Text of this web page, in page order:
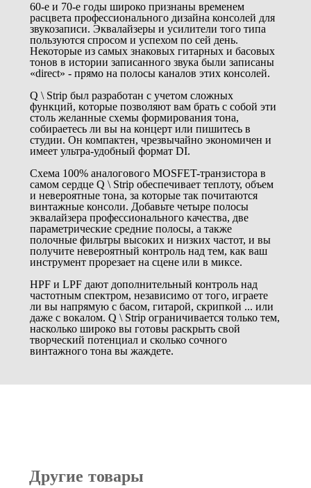
60-е и 70-е годы широко признаны временем
расцвета профессионального дизайна консолей для
звукозаписи. Эквалайзеры и усилители того типа
пользуются спросом и успехом по сей день.
Некоторые из самых знаковых гитарных и басовых
тонов в истории записанного звука были записаны
«direct» - прямо на полосы каналов этих консолей.
Q \ Strip был разработан с учетом сложных
функций, которые позволяют вам брать с собой эти
столь желанные схемы формирования тона,
собираетесь ли вы на концерт или пишитесь в
студии. Он компактен, чрезвычайно экономичен и
имеет ультра-удобный формат DI.
Схема 100% аналогового MOSFET-транзистора в
самом сердце Q \ Strip обеспечивает теплоту, объем
и невероятные тона, за которые так почитаются
винтажные консоли. Добавьте четыре полосы
эквалайзера профессионального качества, две
параметрические средние полосы, а также
полочные фильтры высоких и низких частот, и вы
получите невероятный контроль над тем, как ваш
инструмент прорезает на сцене или в миксе.
HPF и LPF дают дополнительный контроль над
частотным спектром, независимо от того, играете
ли вы напрямую с басом, гитарой, скрипкой ... или
даже с вокалом. Q \ Strip ограничивается только тем,
насколько широко вы готовы раскрыть свой
творческий потенциал и сколько сочного
винтажного тона вы жаждете.
Другие товары